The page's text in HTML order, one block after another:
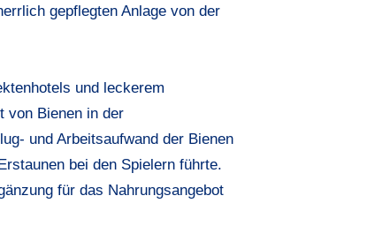
gepflegten Anlage von der
und leckerem
von Bienen in der
und Arbeitsaufwand der Bienen
bei den Spielern führte.
für das Nahrungsangebot